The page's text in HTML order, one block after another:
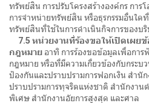
ทรัพย์สิน การปรับโครงสร้างองค์กร การ
การจำหน่ายทรัพย์สิน หรือธุรกรรมอื่นใด
ทรัพย์สินที่ใช้ในการดำเนินกิจการของบ
7.5 หน่วยงานที่ร้องขอให้เปิดเผย
กฎหมาย อาทิ การร้องขอข้อมูลเพื่อกา
กฎหมาย หรือที่มีความเกี่ยวข้องกับกระบ
ป้องกันและปราบปรามการฟอกเงิน สำนั
ปราบปรามการทุจริตแห่งชาติ สำนักงา
พิเศษ สำนักงานอัยการสูงสุด และศาล